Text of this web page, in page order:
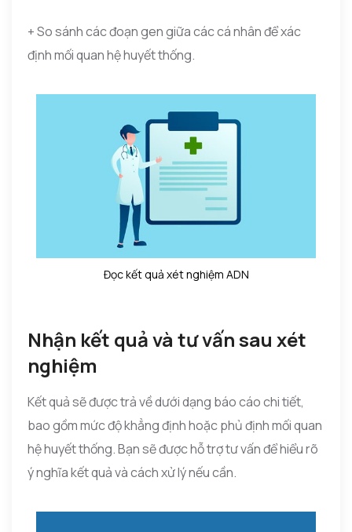
+ So sánh các đoạn gen giữa các cá nhân để xác
định mối quan hệ huyết thống.
Đọc kết quả xét nghiệm ADN
Nhận kết quả và tư vấn sau xét
nghiệm
Kết quả sẽ được trả về dưới dạng báo cáo chi tiết,
bao gồm mức độ khẳng định hoặc phủ định mối quan
hệ huyết thống. Bạn sẽ được hỗ trợ tư vấn để hiểu rõ
ý nghĩa kết quả và cách xử lý nếu cần.